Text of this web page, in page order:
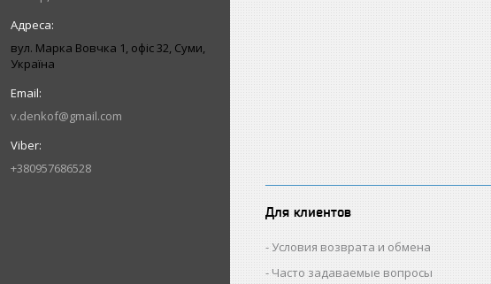
вул. Марка Вовчка 1, офіс 32, Суми,
Україна
v.denkof@gmail.com
+380957686528
Для клиентов
Условия возврата и обмена
Часто задаваемые вопросы